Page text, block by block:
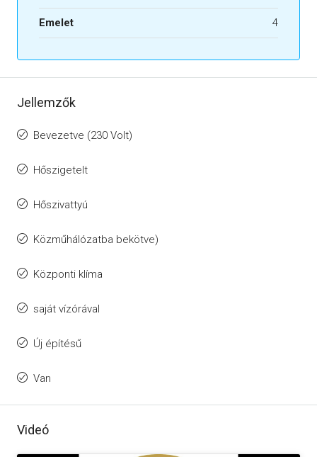
Emelet 4
Jellemzők
Bevezetve (230 Volt)
Hőszigetelt
Hőszivattyú
Közműhálózatba bekötve)
Központi klíma
saját vízórával
Új építésű
Van
Videó